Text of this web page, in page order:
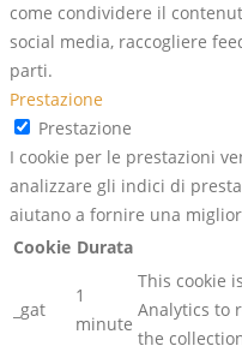
come condividere il
social media, raccogliere
parti.
Prestazione
Prestazione
I cookie per le prestazioni
analizzare gli indici di
aiutano a fornire una
Cookie Durata
_gat
1
minute
This cookie
Analytics to
the